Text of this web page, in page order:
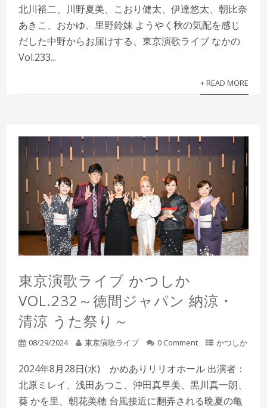
北川裕二、川野夏美、こおり健太、伊達悠太、朝比奈
あきこ、おかゆ、里野鈴妹 ようやく秋の気配を感じ
だした中野からお届けする、東京演歌ライブ なかの
Vol.233...
+ READ MORE
東京演歌ライブ かつしか
VOL.232～徳間ジャパン 納涼・
清涼 うた祭り～
08/29/2024 東京演歌ライブ 0 Comment かつしか
2024年8月28日(水) かめありリリオホール 出演者：
北原ミレイ、浅田あつこ、沖田真早美、黒川真一朗、
葵 かを里、朝花美穂 台風接近に翻弄される晩夏の亀